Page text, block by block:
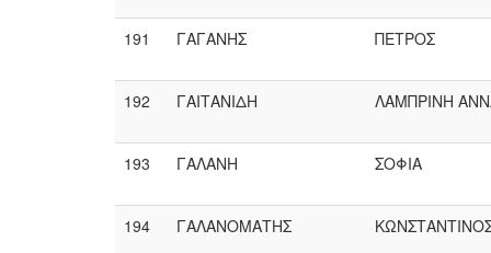
191 ΓΑΓΑΝΗΣ ΠΕΤΡΟΣ
192 ΓΑΙΤΑΝΙΔΗ ΛΑΜΠΡΙΝΗ
193 ΓΑΛΑΝΗ ΣΟΦΙΑ
194 ΓΑΛΑΝΟΜΑΤΗΣ